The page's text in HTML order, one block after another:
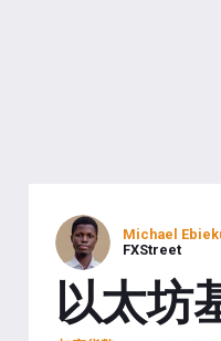
Michael
FXStreet
以太坊